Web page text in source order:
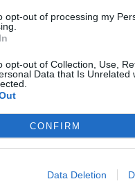
opt-out of processing my
opt-out of Collection, Use,
Data that Is Unrelated
CONFIRM
Data Deletion
2021.11.25
Helyi